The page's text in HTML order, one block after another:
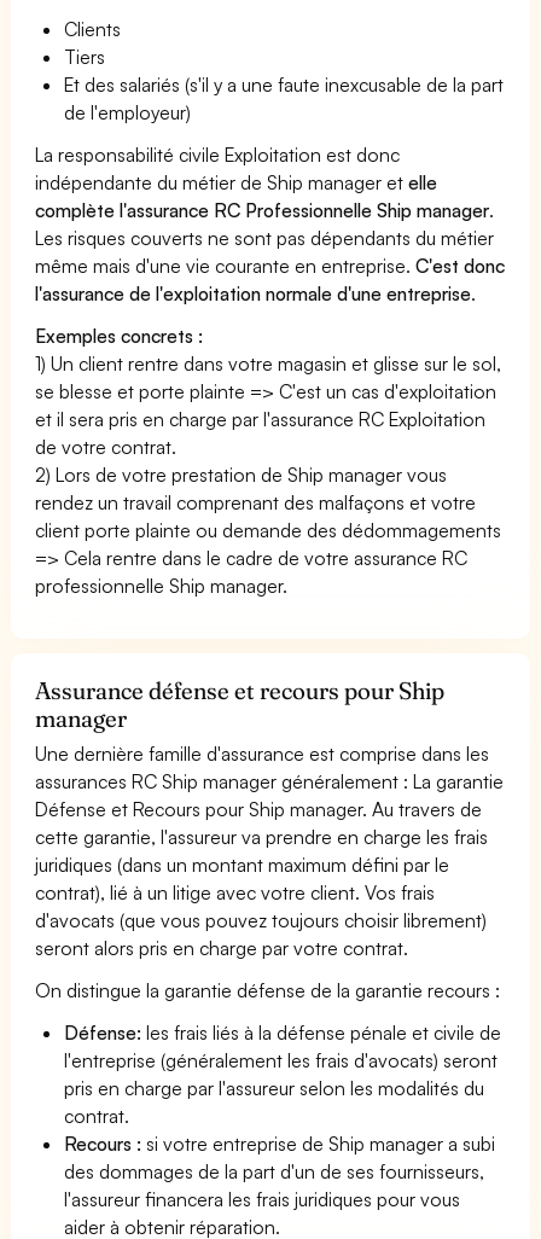
Clients
Tiers
Et des salariés (s'il y a une faute inexcusable de la part
de l'employeur)
La responsabilité civile Exploitation est donc
indépendante du métier de Ship manager etelle
complète l'assurance RC Professionnelle Ship manager.
Les risques couverts ne sont pas dépendants du métier
même mais d'une vie courante en entreprise.C'est donc
l'assurance de l'exploitation normale d'une entreprise.
Exemples concrets :
1) Un client rentre dans votre magasin et glisse sur le sol,
se blesse et porte plainte => C'est un cas d'exploitation
et il sera pris en charge par l'assurance RC Exploitation
de votre contrat.
2) Lors de votre prestation de Ship manager vous
rendez un travail comprenant des malfaçons et votre
client porte plainte ou demande des dédommagements
=> Cela rentre dans le cadre de votre assurance RC
professionnelle Ship manager.
Assurance défense et recours pour Ship
manager
Une dernière famille d'assurance est comprise dans les
assurances RC Ship manager généralement : La garantie
Défense et Recours pour Ship manager. Au travers de
cette garantie, l'assureur va prendre en charge les frais
juridiques (dans un montant maximum défini par le
contrat), lié à un litige avec votre client. Vos frais
d'avocats (que vous pouvez toujours choisir librement)
seront alors pris en charge par votre contrat.
On distingue la garantie défense de la garantie recours :
Défense: les frais liés à la défense pénale et civile de
l'entreprise (généralement les frais d'avocats) seront
pris en charge par l'assureur selon les modalités du
contrat.
Recours : si votre entreprise de Ship manager a subi
des dommages de la part d'un de ses fournisseurs,
l'assureur financera les frais juridiques pour vous
aider à obtenir réparation.